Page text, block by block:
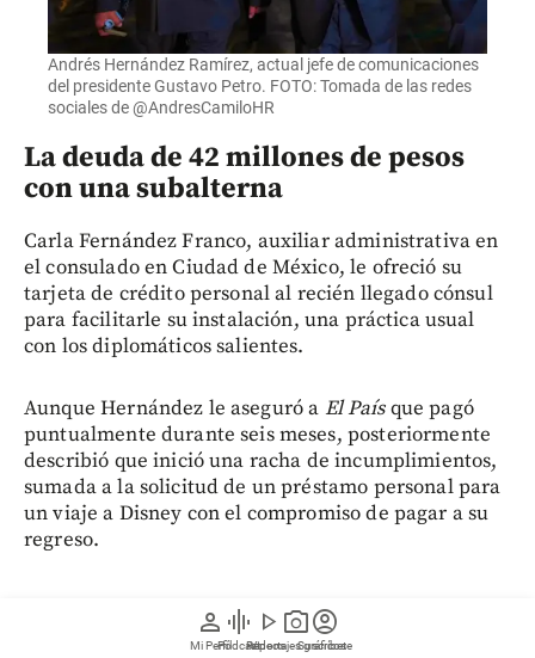
person
Mi Perfil
graphic_eq
Pódcast
play_arrow
Videos
photo_camera
Reportajes gráficos
account_circle
Suscríbete
Andrés Hernández Ramírez, actual jefe de comunicaciones
del presidente Gustavo Petro. FOTO: Tomada de las redes
sociales de @AndresCamiloHR
La deuda de 42 millones de pesos
con una subalterna
Carla Fernández Franco, auxiliar administrativa en
el consulado en Ciudad de México, le ofreció su
tarjeta de crédito personal al recién llegado cónsul
para facilitarle su instalación, una práctica usual
con los diplomáticos salientes.
Aunque Hernández le aseguró a El Paísque pagó
puntualmente durante seis meses, posteriormente
describió que inició una racha de incumplimientos,
sumada a la solicitud de un préstamo personal para
un viaje a Disney con el compromiso de pagar a su
regreso.